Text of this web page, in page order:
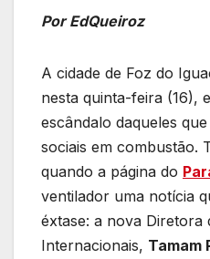
Por EdQueiroz
A cidade de Foz do
nesta quinta-feira (16),
escândalo daqueles
sociais em combustão.
quando a página do
ventilador uma notícia
éxtase: a nova Diretora
Internacionais, Tamam